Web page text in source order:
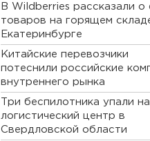
В Wildberries рассказали о
товаров на горящем
Екатеринбурге
Китайские перевозчики
потеснили российские
внутреннего рынка
Три беспилотника упали на
логистический центр в
Свердловской области